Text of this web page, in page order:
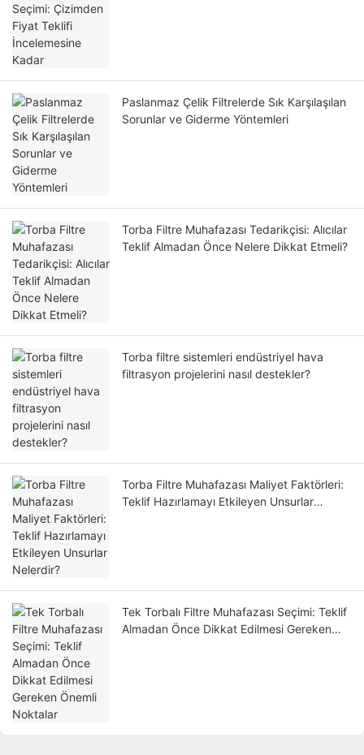
Paslanmaz Çelik Filtrelerde Sık Karşılaşılan
Sorunlar ve Giderme Yöntemleri
Torba Filtre Muhafazası Tedarikçisi: Alıcılar
Teklif Almadan Önce Nelere Dikkat Etmeli?
Torba filtre sistemleri endüstriyel hava
filtrasyon projelerini nasıl destekler?
Torba Filtre Muhafazası Maliyet Faktörleri:
Teklif Hazırlamayı Etkileyen Unsurlar
Tek Torbalı Filtre Muhafazası Seçimi: Teklif
Almadan Önce Dikkat Edilmesi Gereken